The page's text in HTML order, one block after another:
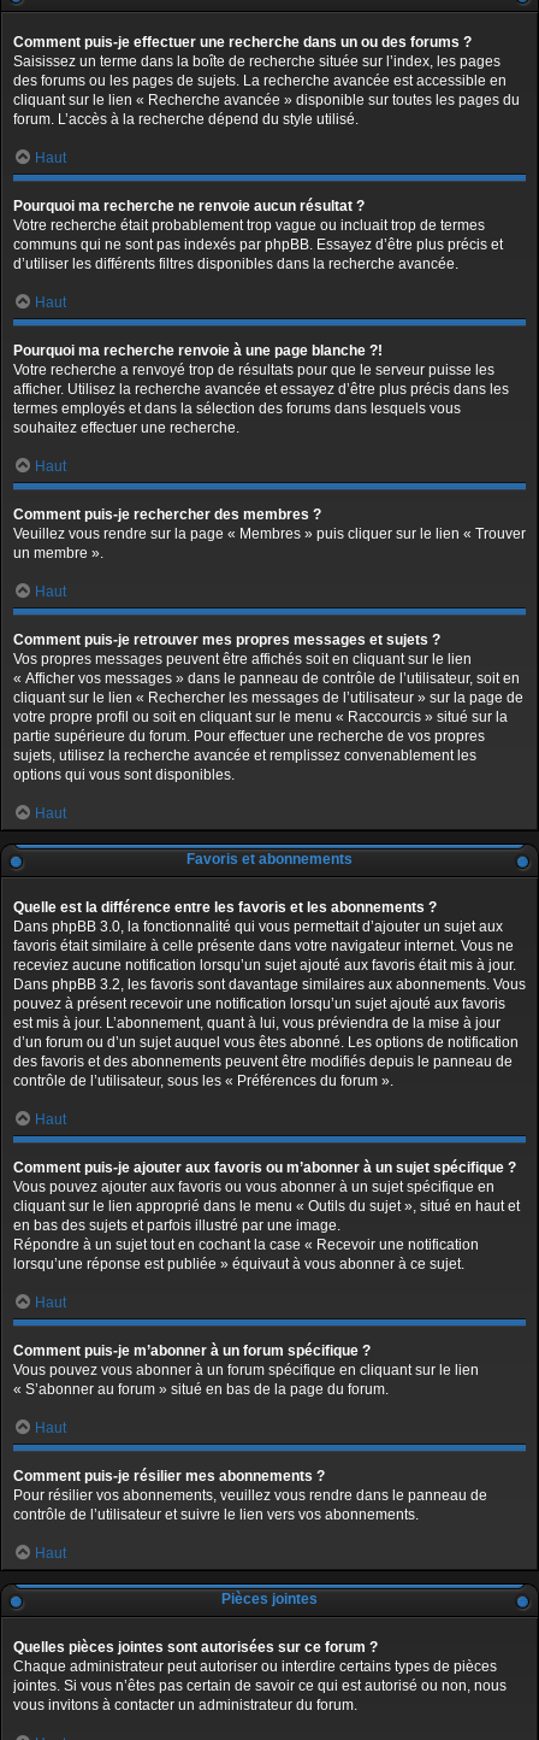
Comment puis-je effectuer une recherche dans un ou des forums ?
Saisissez un terme dans la boîte de recherche située sur l’index, les pages
des forums ou les pages de sujets. La recherche avancée est accessible en
cliquant sur le lien « Recherche avancée » disponible sur toutes les pages du
forum. L’accès à la recherche dépend du style utilisé.
Haut
Pourquoi ma recherche ne renvoie aucun résultat ?
Votre recherche était probablement trop vague ou incluait trop de termes
communs qui ne sont pas indexés par phpBB. Essayez d’être plus précis et
d’utiliser les différents filtres disponibles dans la recherche avancée.
Haut
Pourquoi ma recherche renvoie à une page blanche ?!
Votre recherche a renvoyé trop de résultats pour que le serveur puisse les
afficher. Utilisez la recherche avancée et essayez d’être plus précis dans les
termes employés et dans la sélection des forums dans lesquels vous
souhaitez effectuer une recherche.
Haut
Comment puis-je rechercher des membres ?
Veuillez vous rendre sur la page « Membres » puis cliquer sur le lien « Trouver
un membre ».
Haut
Comment puis-je retrouver mes propres messages et sujets ?
Vos propres messages peuvent être affichés soit en cliquant sur le lien
« Afficher vos messages » dans le panneau de contrôle de l’utilisateur, soit en
cliquant sur le lien « Rechercher les messages de l’utilisateur » sur la page de
votre propre profil ou soit en cliquant sur le menu « Raccourcis » situé sur la
partie supérieure du forum. Pour effectuer une recherche de vos propres
sujets, utilisez la recherche avancée et remplissez convenablement les
options qui vous sont disponibles.
Haut
Favoris et abonnements
Quelle est la différence entre les favoris et les abonnements ?
Dans phpBB 3.0, la fonctionnalité qui vous permettait d’ajouter un sujet aux
favoris était similaire à celle présente dans votre navigateur internet. Vous ne
receviez aucune notification lorsqu’un sujet ajouté aux favoris était mis à jour.
Dans phpBB 3.2, les favoris sont davantage similaires aux abonnements. Vous
pouvez à présent recevoir une notification lorsqu’un sujet ajouté aux favoris
est mis à jour. L’abonnement, quant à lui, vous préviendra de la mise à jour
d’un forum ou d’un sujet auquel vous êtes abonné. Les options de notification
des favoris et des abonnements peuvent être modifiés depuis le panneau de
contrôle de l’utilisateur, sous les « Préférences du forum ».
Haut
Comment puis-je ajouter aux favoris ou m’abonner à un sujet spécifique ?
Vous pouvez ajouter aux favoris ou vous abonner à un sujet spécifique en
cliquant sur le lien approprié dans le menu « Outils du sujet », situé en haut et
en bas des sujets et parfois illustré par une image.
Répondre à un sujet tout en cochant la case « Recevoir une notification
lorsqu’une réponse est publiée » équivaut à vous abonner à ce sujet.
Haut
Comment puis-je m’abonner à un forum spécifique ?
Vous pouvez vous abonner à un forum spécifique en cliquant sur le lien
« S’abonner au forum » situé en bas de la page du forum.
Haut
Comment puis-je résilier mes abonnements ?
Pour résilier vos abonnements, veuillez vous rendre dans le panneau de
contrôle de l’utilisateur et suivre le lien vers vos abonnements.
Haut
Pièces jointes
Quelles pièces jointes sont autorisées sur ce forum ?
Chaque administrateur peut autoriser ou interdire certains types de pièces
jointes. Si vous n’êtes pas certain de savoir ce qui est autorisé ou non, nous
vous invitons à contacter un administrateur du forum.